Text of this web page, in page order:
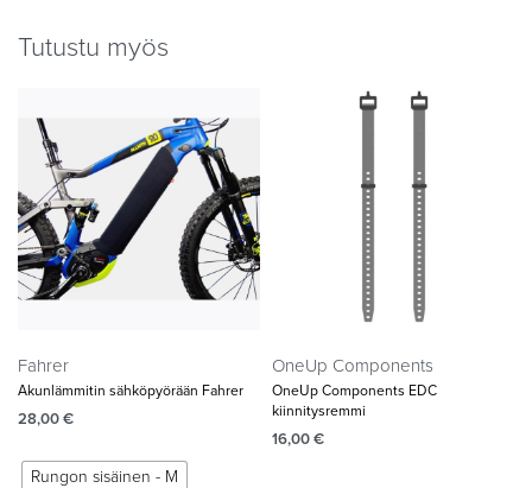
Tutustu myös
Fahrer
Akunlämmitin sähköpyörään Fahrer
28,00€
Rungon sisäinen - M
OneUp Components
OneUp Components EDC
kiinnitysremmi
16,00€